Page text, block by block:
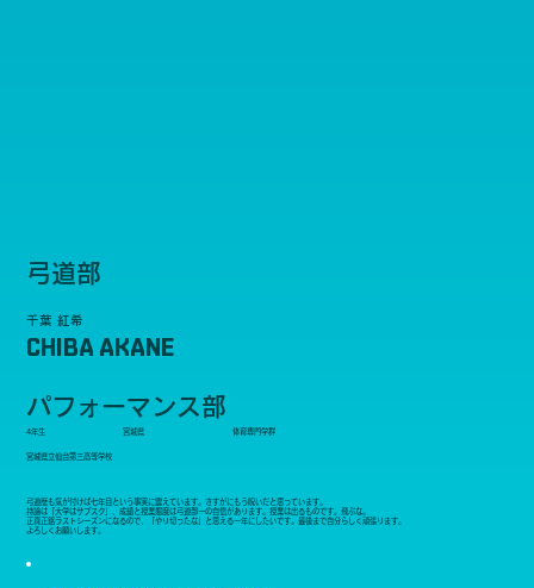
弓道部
千葉 紅希
CHIBA AKANE
パフォーマンス部
4年生 宮城県 体育専門学群
宮城県立仙台第三高等学校
弓道歴も気が付けば七年目という事実に震えています。さすがにもう呪いだと思っています。
持論は「大学はサブスク」、成績と授業態度は弓道部一の自信があります。授業は出るものです。飛ぶな。
正真正銘ラストシーズンになるので、「やり切ったな」と思える一年にしたいです。最後まで自分らしく頑張ります。
よろしくお願いします。